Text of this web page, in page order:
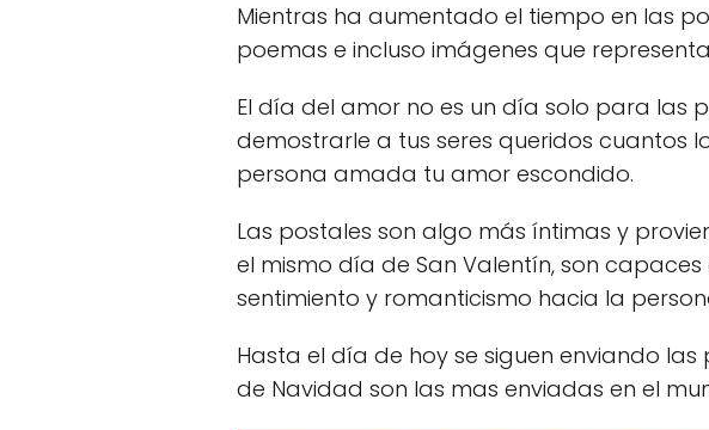
Mientras ha aumentado el tiempo en las
poemas e incluso imágenes que
El día del amor no es un día solo para
demostrarle a tus seres queridos cuantos
persona amada tu amor escondido.
Las postales son algo más íntimas y
el mismo día de San Valentín, son
sentimiento y romanticismo hacia la
Hasta el día de hoy se siguen enviando
de Navidad son las mas enviadas en el